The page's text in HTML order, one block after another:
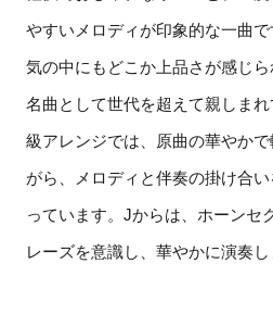
やすいメロディが印象的な一曲
気の中にもどこか上品さが感じ
名曲として世代を超えて親しま
級アレンジでは、原曲の華やか
がら、メロディと伴奏の掛け合
っています。Jからは、ホーンセ
レーズを意識し、華やかに演奏し